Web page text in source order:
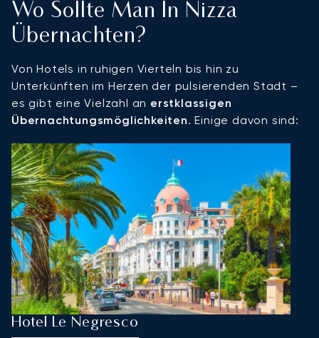
Wo Sollte Man In Nizza
Übernachten?
Von Hotels in ruhigen Vierteln bis hin zu
Unterkünften im Herzen der pulsierenden Stadt –
es gibt eine Vielzahl an erstklassigen
Übernachtungsmöglichkeiten. Einige davon sind:
Hotel Le Negresco